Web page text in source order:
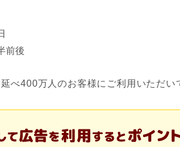
前後
べ400万人のお客様にご利用いただい